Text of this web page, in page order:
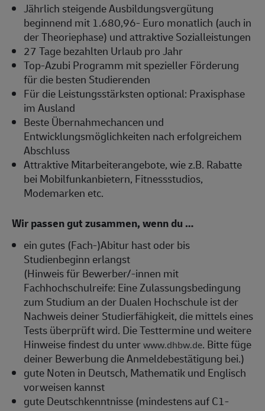
Jährlich steigende Ausbildungsvergütung
beginnend mit 1.680,96- Euro monatlich (auch in
der Theoriephase) und attraktive Sozialleistungen
27 Tage bezahlten Urlaub pro Jahr
Top-Azubi Programm mit spezieller Förderung
für die besten Studierenden
Für die Leistungsstärksten optional: Praxisphase
im Ausland
Beste Übernahmechancen und
Entwicklungsmöglichkeiten nach erfolgreichem
Abschluss
Attraktive Mitarbeiterangebote, wie z.B. Rabatte
bei Mobilfunkanbietern, Fitnessstudios,
Modemarken etc.
Wir passen gut zusammen, wenn du …
ein gutes (Fach-)Abitur hast oder bis
Studienbeginn erlangst
(Hinweis für Bewerber/-innen mit
Fachhochschulreife: Eine Zulassungsbedingung
zum Studium an der Dualen Hochschule ist der
Nachweis deiner Studierfähigkeit, die mittels eines
Tests überprüft wird. Die Testtermine und weitere
Hinweise findest du unterwww.dhbw.de. Bitte füge
deiner Bewerbung die Anmeldebestätigung bei.)
gute Noten in Deutsch, Mathematik und Englisch
vorweisen kannst
gute Deutschkenntnisse (mindestens auf C1-